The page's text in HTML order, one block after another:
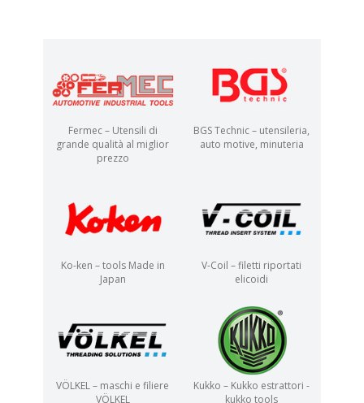
Fermec – Utensili di
grande qualità al miglior
prezzo
BGS Technic – utensileria,
auto motive, minuteria
Ko-ken – tools Made in
Japan
V-Coil – filetti riportati
elicoidi
VÖLKEL – maschi e filiere
VÖLKEL
Kukko – Kukko estrattori -
kukko tools